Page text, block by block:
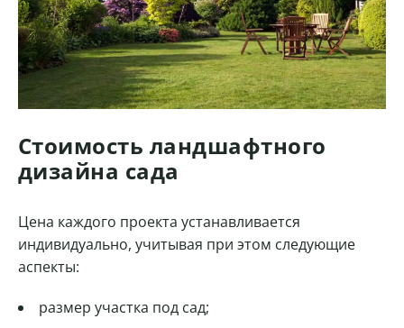
Стоимость ландшафтного
дизайна сада
Цена каждого проекта устанавливается
индивидуально, учитывая при этом следующие
аспекты:
размер участка под сад;